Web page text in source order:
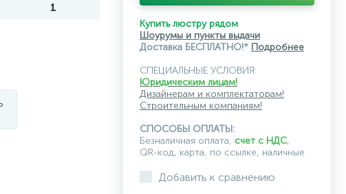
1
Купить люстру рядом
Шоурумы и пункты выдачи
Доставка БЕСПЛАТНО!* Подробнее
СПЕЦИАЛЬНЫЕ УСЛОВИЯ:
Юридическим лицам!
Дизайнерам и комплектаторам!
Строительным компаниям!
СПОСОБЫ ОПЛАТЫ:
Безналичная оплата, счет с НДС,
QR-код, карта, по ссылке, наличные
Добавить к сравнению